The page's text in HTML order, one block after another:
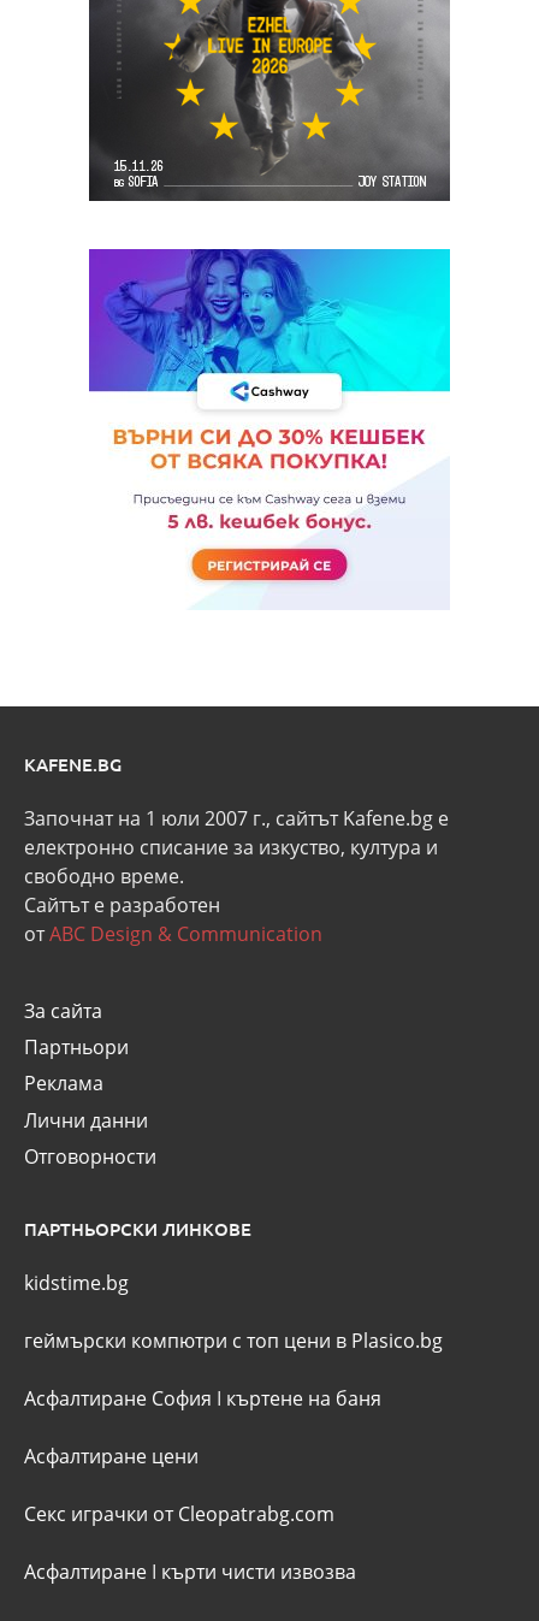
KAFENE.BG
Започнат на 1 юли 2007 г., сайтът Kafene.bg e
eлектронно списание за изкуство, култура и
свободно време.
Сайтът е разработен
отABC Design & Communication
За сайта
Партньори
Реклама
Лични данни
Отговорности
ПАРТНЬОРСКИ ЛИНКОВЕ
kidstime.bg
геймърски компютри с топ цени в Plasico.bg
Асфалтиране София I къртене на баня
Асфалтиране цени
Секс играчки от Cleopatrabg.com
Асфалтиране I кърти чисти извозва